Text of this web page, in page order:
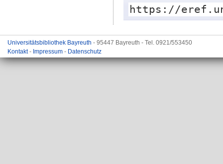
https://
Universitätsbibliothek Bayreuth - 95447 Bayreuth - Tel. 0921/553450
Kontakt- Impressum - Datenschutz